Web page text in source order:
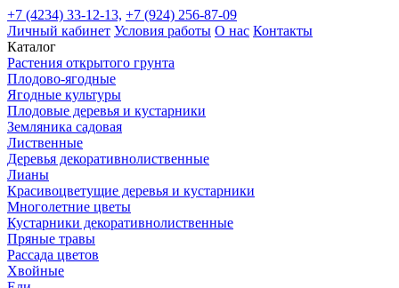
+7 (4234) 33-12-13, +7 (924) 256-87-09
Личный кабинет Условия работы О нас Контакты
Каталог
Растения открытого грунта
Плодово-ягодные
Ягодные культуры
Плодовые деревья и кустарники
Земляника садовая
Лиственные
Деревья декоративнолиственные
Лианы
Красивоцветущие деревья и кустарники
Многолетние цветы
Кустарники декоративнолиственные
Пряные травы
Рассада цветов
Хвойные